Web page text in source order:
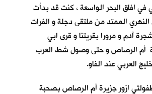
افاق البحر الواسعة ، كنت قد بدأت
الممتد من ملتقى دجلة و الفرات
آدم و مرورا بقريتنا و قرى ابي
أم الرصاص و حتى وصول شط العرب
العربي عند الفاو.
ازور جزيرة أم الرصاص بصحبة